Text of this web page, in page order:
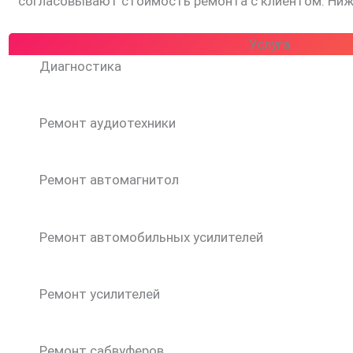
Услуга
Диагностика
Ремонт аудиотехники
Ремонт автомагнитол
Ремонт автомобильных усилителей
Ремонт усилителей